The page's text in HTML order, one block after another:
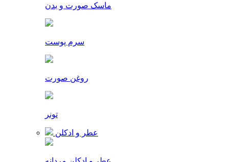
ماسک صورت و بدن
سرم پوست
روغن صورت
تونر
عطر و ادکلن